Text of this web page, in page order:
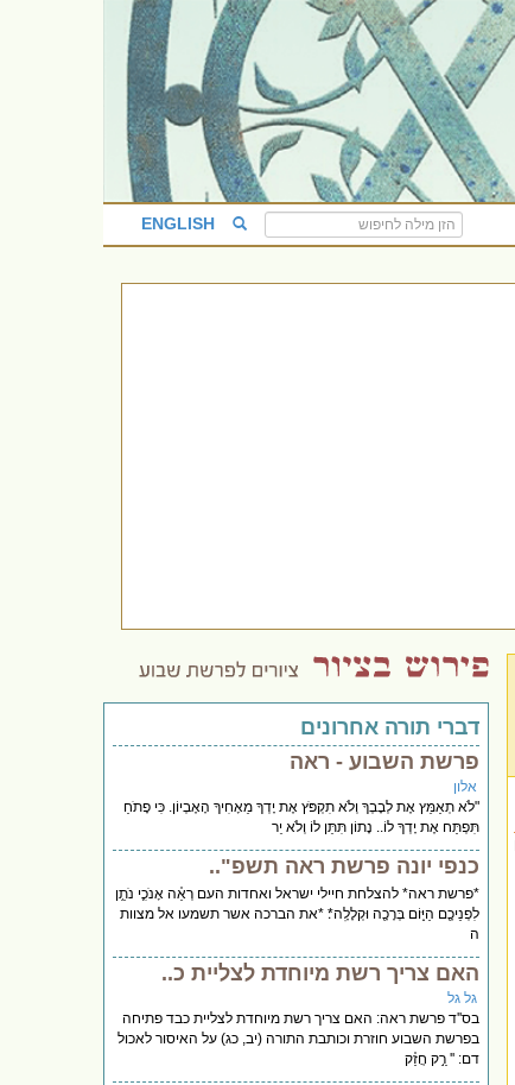
ENGLISH
דברי תורה אחרונים
פרשת השבוע - ראה
אלון
"לֹא תְאַמֵּץ אֶת לְבָבְךָ וְלֹא תִקְפֹּץ אֶת יָדְךָ מֵאָחִיךָ הָאֶבְיוֹן. כִּי פָתֹחַ
תִּפְתַּח אֶת יָדְךָ לוֹ.. נָתוֹן תִּתֵּן לוֹ וְלֹא יֵר
כנפי יונה פרשת ראה תשפ"..
*פרשת ראה* להצלחת חיילי ישראל ואחדות העם רְאֵ֗ה אָנֹכִ֛י נֹתֵ֥ן
לִפְנֵיכֶ֖ם הַיּ֑וֹם בְּרָכָ֖ה וּקְלָלָֽה*׃ *את הברכה אשר תשמעו אל מצוות
ה
האם צריך רשת מיוחדת לצליית כ..
גל גל
בס''ד פרשת ראה: האם צריך רשת מיוחדת לצליית כבד פתיחה
בפרשת השבוע חוזרת וכותבת התורה (יב, כג) על האיסור לאכול
דם: '' רַ֣ק חֲזַ֗ק